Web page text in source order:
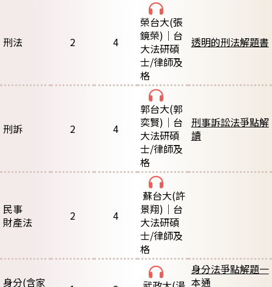
刑法 2 4
榮台大(張
鏡榮)｜台
大法研碩
士/律師及
格
透明的刑法解題書
刑訴 2 4
郭台大(郭
奕賢)｜台
大法研碩
士/律師及
格
刑事訴訟法爭點解
讀
民事
財產法
2 4
蘇台大(許
景翔)｜台
大法研碩
士/律師及
格
身分(含家
身分法爭點解題一
本通